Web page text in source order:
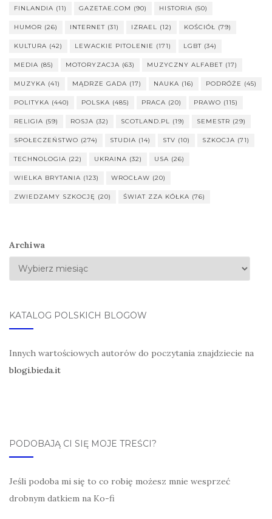
FINLANDIA (11) GAZETAE.COM (90) HISTORIA (50)
HUMOR (26) INTERNET (31) IZRAEL (12) KOŚCIÓŁ (79)
KULTURA (42) LEWACKIE PITOLENIE (171) LGBT (34)
MEDIA (85) MOTORYZACJA (63) MUZYCZNY ALFABET (17)
MUZYKA (41) MĄDRZE GADA (17) NAUKA (16) PODRÓŻE (45)
POLITYKA (440) POLSKA (485) PRACA (20) PRAWO (115)
RELIGIA (59) ROSJA (32) SCOTLAND.PL (19) SEMESTR (29)
SPOŁECZEŃSTWO (274) STUDIA (14) STV (10) SZKOCJA (71)
TECHNOLOGIA (22) UKRAINA (32) USA (26)
WIELKA BRYTANIA (123) WROCŁAW (20)
ZWIEDZAMY SZKOCJĘ (20) ŚWIAT ZZA KÓŁKA (76)
Archiwa
KATALOG POLSKICH BLOGÓW
Innych wartościowych autorów do poczytania znajdziecie na
blogi.bieda.it
PODOBAJĄ CI SIĘ MOJE TREŚCI?
Jeśli podoba mi się to co robię możesz mnie wesprzeć
drobnym datkiem na Ko-fi